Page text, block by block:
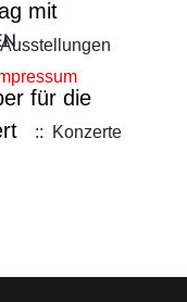
mit
für die
:: Konzerte